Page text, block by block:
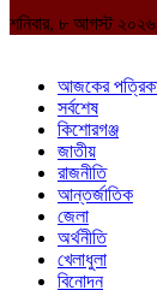
শনিবার, ৮ আগস্ট
আজকের
সর্বশেষ
কিশোরগঞ্জ
জাতীয়
রাজনীতি
আন্তর্জাতিক
জেলা
অর্থনীতি
খেলাধুলা
বিনোদন